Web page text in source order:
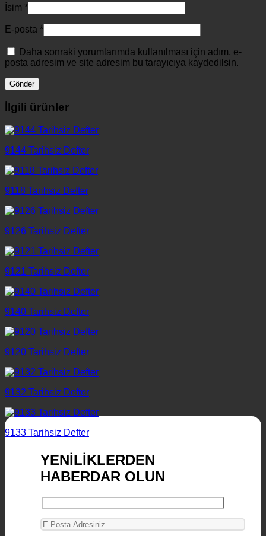
İsim *
E-posta *
Daha sonraki yorumlarımda kullanılması için adım, e-
posta adresim ve site adresim bu tarayıcıya kaydedilsin.
İlgili ürünler
9144 Tarihsiz Defter
9118 Tarihsiz Defter
9126 Tarihsiz Defter
9121 Tarihsiz Defter
9140 Tarihsiz Defter
9120 Tarihsiz Defter
9132 Tarihsiz Defter
9133 Tarihsiz Defter
YENİLİKLERDEN
HABERDAR OLUN